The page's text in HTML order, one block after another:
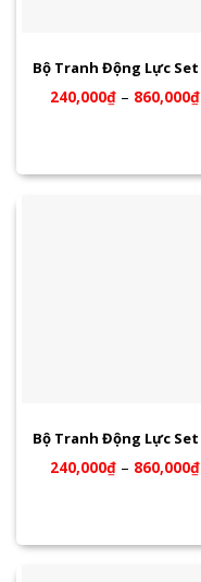
Bộ Tranh Động Lực Set
240,000₫– 860,000₫
Bộ Tranh Động Lực Set
240,000₫– 860,000₫